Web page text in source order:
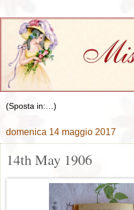
domenica 14 maggio 2017
14th May 1906